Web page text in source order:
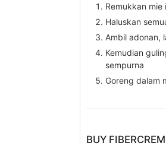
Remukkan
Haluskan
Ambil adonan,
Kemudian
sempurna
Goreng dalam
BUY